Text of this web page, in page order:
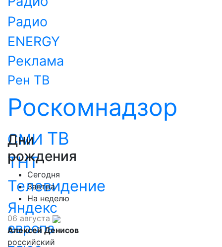
Радио
ENERGY
Реклама
Рен ТВ
Роскомнадзор
СМИ ТВ
ТНТ
Телевидение
Яндекс
европа
Дни
рождения
Сегодня
Завтра
На неделю
06 августа
Алексей Денисов
российский